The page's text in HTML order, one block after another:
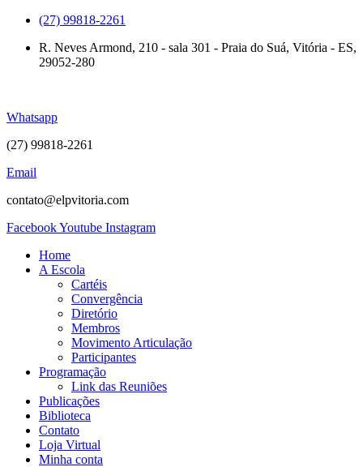
Skip
content
(27) 99818-2261
R. Neves Armond, 210 - sala 301 - Praia do Suá, Vitória - ES,
29052-280
Whatsapp
(27) 99818-2261
Email
contato@elpvitoria.com
FacebookYoutube Instagram
Home
A Escola
Cartéis
Convergência
Diretório
Membros
Movimento Articulação
Participantes
Programação
Link das Reuniões
Publicações
Biblioteca
Contato
Loja Virtual
Minha conta